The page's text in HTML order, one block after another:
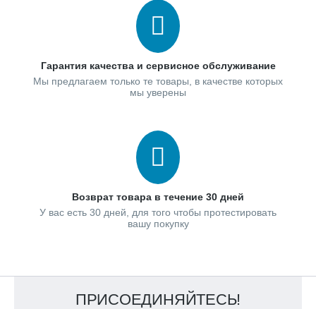
Гарантия качества и сервисное обслуживание
Мы предлагаем только те товары, в качестве которых
мы уверены
Возврат товара в течение 30 дней
У вас есть 30 дней, для того чтобы протестировать
вашу покупку
ПРИСОЕДИНЯЙТЕСЬ!